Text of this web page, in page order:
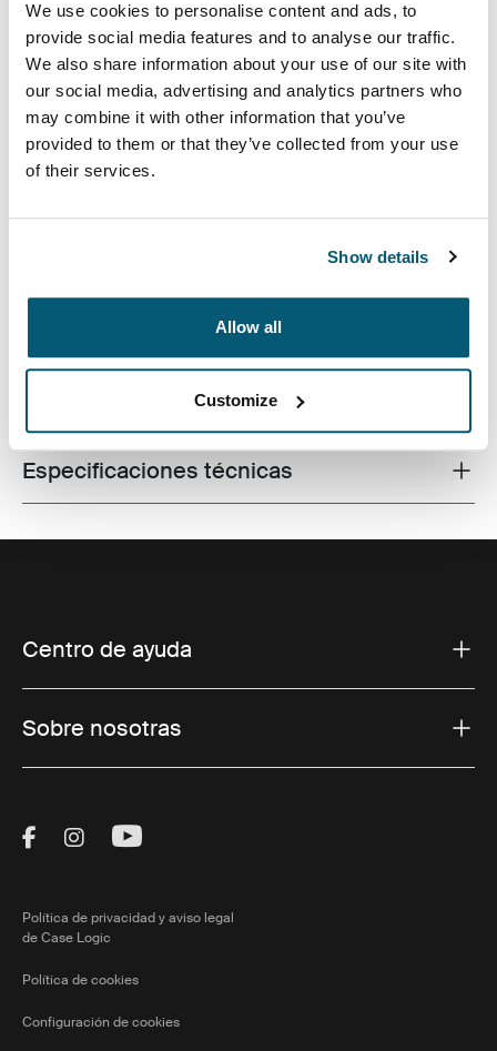
We use cookies to personalise content and ads, to
provide social media features and to analyse our traffic.
We also share information about your use of our site with
our social media, advertising and analytics partners who
may combine it with other information that you’ve
provided to them or that they’ve collected from your use
of their services.
Show details
Allow all
Customize
busca empacar sus artículos electrónicos de manera
eficiente junto con los artículos esenciales de uso
diario. Un compartimento integrado para la
computadora portátil de 15,6 pulgadas, una funda para
la tableta y un bolsillo interior de almacenaje para
cables mantienen tus artículos electrónicos al alcance
de la mano. El bolsillo frontal de acceso rápido
ordenados, sin importar a dónde lo lleves el día.
Toggle features
Todas las características
Toggle techspec
Especificaciones técnicas
Centro de ayuda
Sobre nosotras
Visit Thule on Facebook (external link)
Visit Thule on Instagram (external link)
Visit Thule on Youtube (external
Política de privacidad y aviso legal
de Case Logic
Política de cookies
Configuración de cookies